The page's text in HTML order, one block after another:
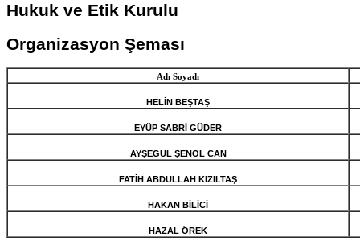
Hukuk ve Etik Kurulu
Organizasyon Şeması
Adı Soyadı
HELİN BEŞTAŞ
EYÜP SABRİ GÜDER
AYŞEGÜL ŞENOL CAN
FATİH ABDULLAH KIZILTAŞ
HAKAN BİLİCİ
HAZAL ÖREK